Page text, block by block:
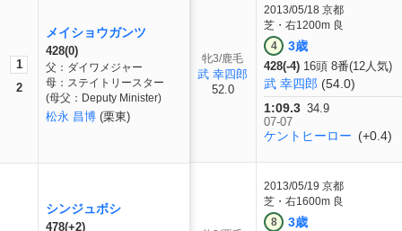
1
2
メイショウガンツ
428(0)
父：ダイワメジャー
母：ステイトリースター
(母父：Deputy Minister)
松永 昌博 (栗東)
シンジュボシ
478(+2)
牝3/鹿毛
武 幸四郎
52.0
2013/05/18 京都
芝・右1200m 良
4
3歳
428(-4) 16頭 8番(12人気)
武 幸四郎 (54.0)
1:09.3 34.9
07-07
ケントヒーロー (+0.4)
2013/05/19 京都
芝・右1600m 良
8
3歳